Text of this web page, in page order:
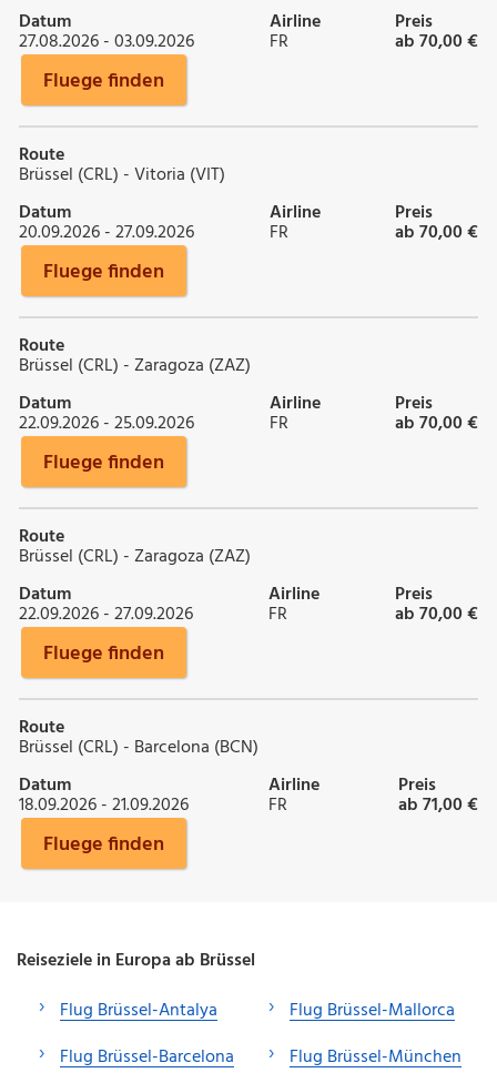
Datum
27.08.2026 - 03.09.2026
Airline
FR
Preis
ab 70,00 €
Fluege finden
Route
Brüssel (CRL) - Vitoria (VIT)
Datum
20.09.2026 - 27.09.2026
Airline
FR
Preis
ab 70,00 €
Fluege finden
Route
Brüssel (CRL) - Zaragoza (ZAZ)
Datum
22.09.2026 - 25.09.2026
Airline
FR
Preis
ab 70,00 €
Fluege finden
Route
Brüssel (CRL) - Zaragoza (ZAZ)
Datum
22.09.2026 - 27.09.2026
Airline
FR
Preis
ab 70,00 €
Fluege finden
Route
Brüssel (CRL) - Barcelona (BCN)
Datum
18.09.2026 - 21.09.2026
Airline
FR
Preis
ab 71,00 €
Fluege finden
Reiseziele in Europa ab Brüssel
Flug Brüssel-Antalya
Flug Brüssel-Barcelona
Flug Brüssel-Mallorca
Flug Brüssel-München